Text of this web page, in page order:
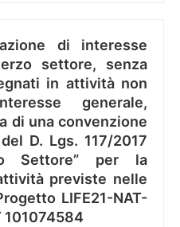
di interesse
settore, senza
in attività non
generale,
di una convenzione
D. Lgs. 117/2017
Settore” per la
previste nelle
LIFE21-NAT-
101074584